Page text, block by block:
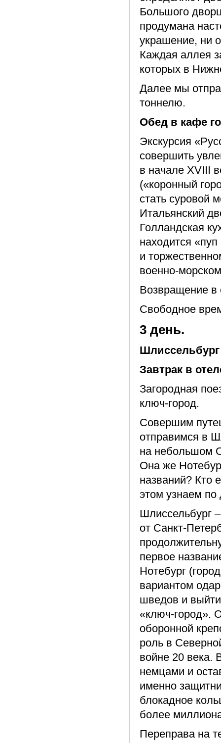
Большого
продумана
украшение, ни
Каждая аллея
которых в
Далее мы
тоннелю.
Обед в кафе
Экскурсия
совершить
в начале XVIII
(«коронный
стать суровой
Итальянский
Голландская
находится
и
военно-
Возвращение в
Свободное
3 день.
Шлиссельбург
Завтрак в
Загородная
ключ-город.
Совершим
отправимся в
на небольшом
Она же
названий? Кто
этом узнаем по
Шлиссельбург
от Санкт-
первое
Нотебург
вариантом
шведов и
«ключ-город».
оборонной
роль в
войне 20 века.
немцами и
именно
блокадное
более
Переправа на